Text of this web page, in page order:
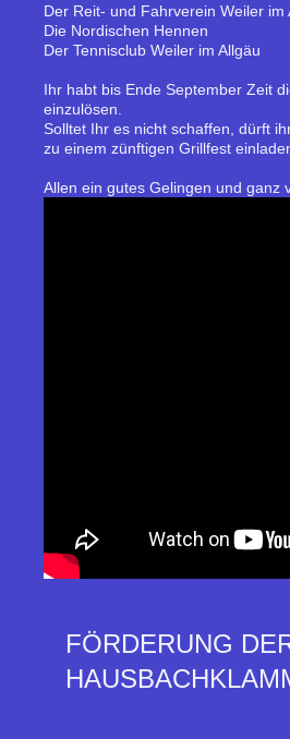
Der Reit- und Fahrverein Weiler im
Die Nordischen Hennen
Der Tennisclub Weiler im Allgäu
Ihr habt bis Ende September Zeit
einzulösen.
Solltet Ihr es nicht schaffen, dürft
zu einem zünftigen Grillfest
Allen ein gutes Gelingen und ganz
FÖRDERUNG